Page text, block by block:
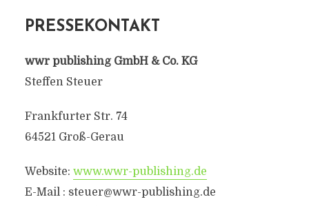
PRESSEKONTAKT
wwr publishing GmbH & Co. KG
Steffen Steuer
Frankfurter Str. 74
64521 Groß-Gerau
Website: www.wwr-publishing.de
E-Mail : steuer@wwr-publishing.de